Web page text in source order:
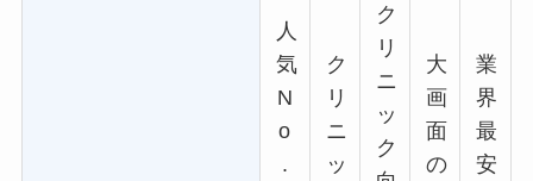
人
気
N
o
.
ク
リ
ニ
ッ
ク
リ
ニ
ッ
ク
大
画
面
の
業
界
最
安